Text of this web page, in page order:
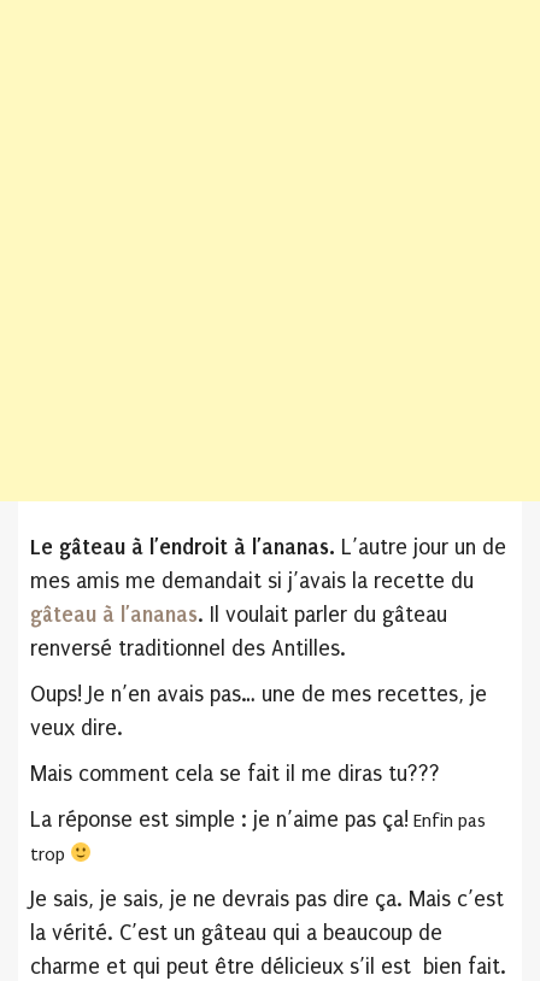
Le gâteau à l’endroit à l’ananas. L’autre jour un de
mes amis me demandait si j’avais la recette du
gâteau à l’ananas. Il voulait parler du gâteau
renversé traditionnel des Antilles.
Oups! Je n’en avais pas… une de mes recettes, je
veux dire.
Mais comment cela se fait il me diras tu???
La réponse est simple : je n’aime pas ça! Enfin pas
trop
Je sais, je sais, je ne devrais pas dire ça. Mais c’est
la vérité. C’est un gâteau qui a beaucoup de
charme et qui peut être délicieux s’il est bien fait.